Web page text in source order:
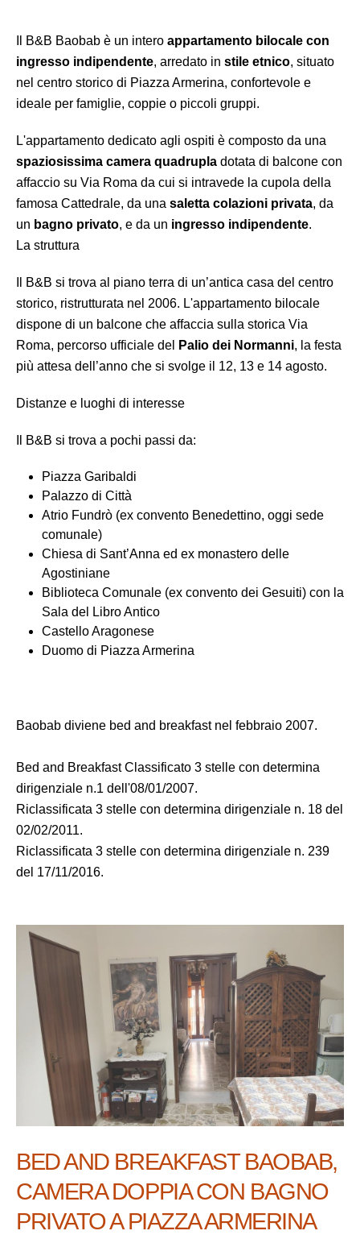
Il B&B Baobab è un intero appartamento bilocale con
ingresso indipendente, arredato in stile etnico, situato
nel centro storico di Piazza Armerina, confortevole e
ideale per famiglie, coppie o piccoli gruppi.
L'appartamento dedicato agli ospiti è composto da una
spaziosissima camera quadrupla dotata di balcone con
affaccio su Via Roma da cui si intravede la cupola della
famosa Cattedrale, da una saletta colazioni privata, da
un bagno privato, e da un ingresso indipendente.
La struttura
Il B&B si trova al piano terra di un’antica casa del centro
storico, ristrutturata nel 2006. L'appartamento bilocale
dispone di un balcone che affaccia sulla storica Via
Roma, percorso ufficiale del
Palio dei Normanni, la festa
più attesa dell’anno che si svolge il 12, 13 e 14 agosto.
Distanze e luoghi di interesse
Il B&B si trova a pochi passi da:
Piazza Garibaldi
Palazzo di Città
Atrio Fundrò (ex convento Benedettino, oggi sede
comunale)
Chiesa di Sant’Anna ed ex monastero delle
Agostiniane
Biblioteca Comunale (ex convento dei Gesuiti) con la
Sala del Libro Antico
Castello Aragonese
Duomo di Piazza Armerina
Baobab diviene bed and breakfast nel febbraio 2007.
Bed and Breakfast Classificato 3 stelle con determina
dirigenziale n.1 dell'08/01/2007.
Riclassificata 3 stelle con determina dirigenziale n. 18 del
02/02/2011.
Riclassificata 3 stelle con determina dirigenziale n. 239
del 17/11/2016.
BED AND BREAKFAST BAOBAB,
CAMERA DOPPIA CON BAGNO
PRIVATO A PIAZZA ARMERINA